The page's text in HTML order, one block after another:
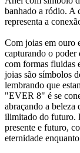
banhado a ródio. A
representa a
Com joias em ouro
capturando o poder
com formas fluidas
joias são símbolos
lembrando que
"EVER 8" é se
abraçando a beleza
ilimitado do futuro.
presente e futuro,
eternidade